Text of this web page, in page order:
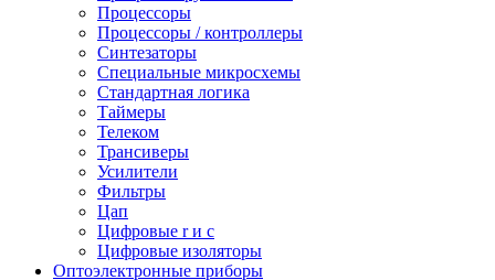
Процессоры
Процессоры / контроллеры
Синтезаторы
Специальные микросхемы
Стандартная логика
Таймеры
Телеком
Трансиверы
Усилители
Фильтры
Цап
Цифровые r и c
Цифровые изоляторы
Оптоэлектронные приборы